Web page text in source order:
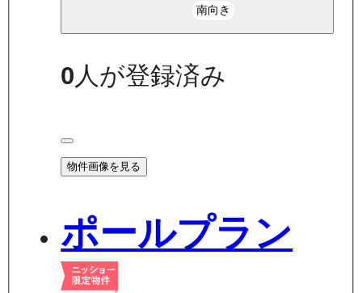
南向き
0人が登録済み
物件画像を見る
ポールプラン